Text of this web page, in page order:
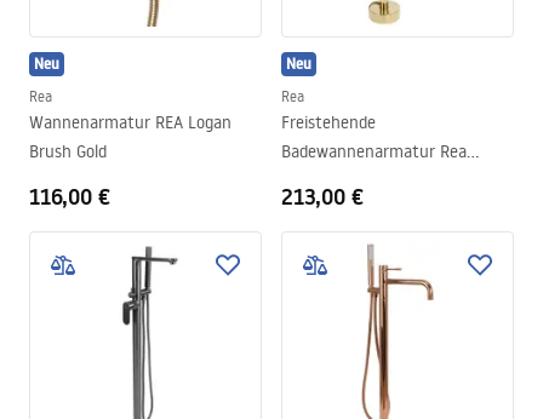
Neu
Rea
Wannenarmatur REA Logan
Brush Gold
116,00 €
Neu
Rea
Freistehende
Badewannenarmatur Rea
213,00 €